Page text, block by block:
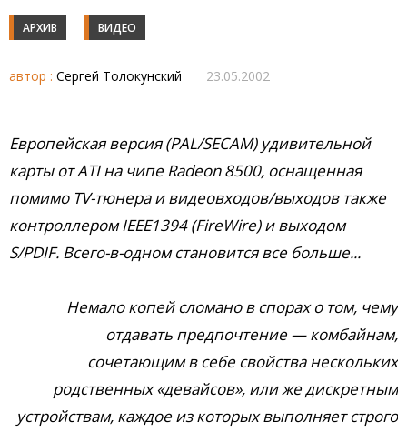
АРХИВ ВИДЕО
автор : Сергей Толокунский 23.05.2002
Европейская версия (PAL/SECAM) удивительной
карты от ATI на чипе Radeon 8500, оснащенная
помимо TV-тюнера и видеовходов/выходов также
контроллером IEEE1394 (FireWire) и выходом
S/PDIF. Всего-в-одном становится все больше...
Немало копей сломано в спорах о том, чему
отдавать предпочтение — комбайнам,
сочетающим в себе свойства нескольких
родственных «девайсов», или же дискретным
устройствам, каждое из которых выполняет строго